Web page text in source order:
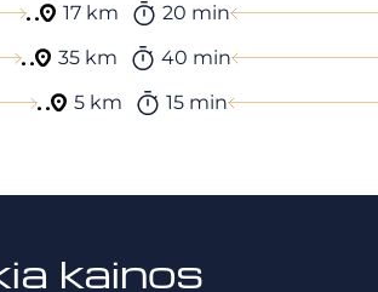
17 km
20 min
35 km
40 min
5 km
15 min
kainos